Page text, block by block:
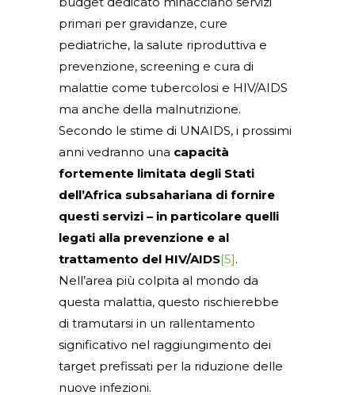
primari per gravidanze, cure
pediatriche, la salute riproduttiva e
prevenzione, screening e cura di
malattie come tubercolosi e HIV/AIDS
ma anche della malnutrizione.
Secondo le stime di UNAIDS, i prossimi
anni vedranno una capacità
fortemente limitata degli Stati
dell’Africa subsahariana di fornire
questi servizi – in particolare quelli
legati alla prevenzione e al
trattamento del HIV/AIDS[5].
Nell’area più colpita al mondo da
questa malattia, questo rischierebbe
di tramutarsi in un rallentamento
significativo nel raggiungimento dei
target prefissati per la riduzione delle
nuove infezioni.